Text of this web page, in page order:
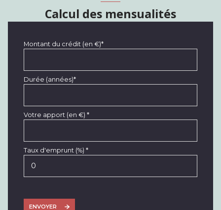
Calcul des mensualités
Montant du crédit (en €)*
Durée (années)*
Votre apport (en €) *
Taux d'emprunt (%) *
ENVOYER